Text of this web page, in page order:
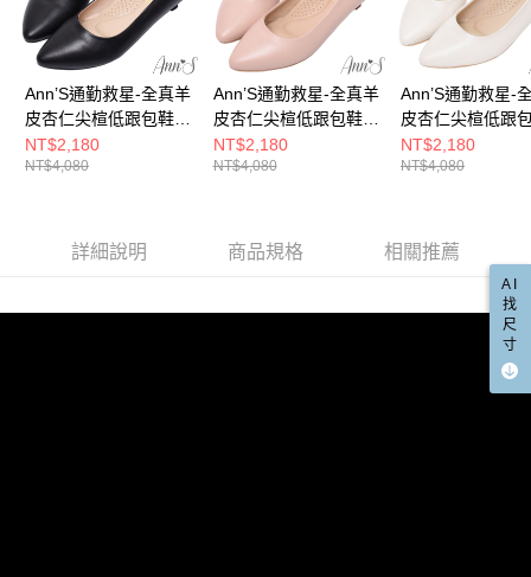
「AFTEE先享後付」，若未經同意申辦者引起之損失，本公司不負相關責
任。
４．使用「AFTEE先享後付」時，將依據個別帳號之用戶狀況，依本公司即
時審查核予不同之上限額度；若仍有額度不足之情形，本公司將視審查結果
請求用戶進行身份認證。
５．嚴禁一人註冊多個帳號或使用他人資訊註冊。若發現惡意使用之情形，
恩沛科技股份有限公司將有權停止該用戶之使用額度並採取法律行動。
宅配
每筆NT$100，滿NT$999(含以上)免運費
國家/地區配送(非順豐配送，勿填寫順豐智能櫃地址) 查看運費
國家/地區配送(限中國大陸地區) 查看運費
Ann’S通勤救星-全真羊
皮杏仁尖楦低跟包鞋
4cm-黑
NT$2,180
NT$4,080
Ann’S通勤救星-全真羊
皮杏仁尖楦低跟包鞋
4cm-粉
NT$2,180
NT$4,080
Ann’S通勤救星-
皮杏仁尖楦低跟
4cm-米白
NT$2,180
NT$4,080
詳細說明 商品規格 相關推薦
AI
找
尺
寸